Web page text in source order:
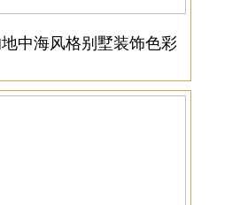
中海风格别墅装饰色彩